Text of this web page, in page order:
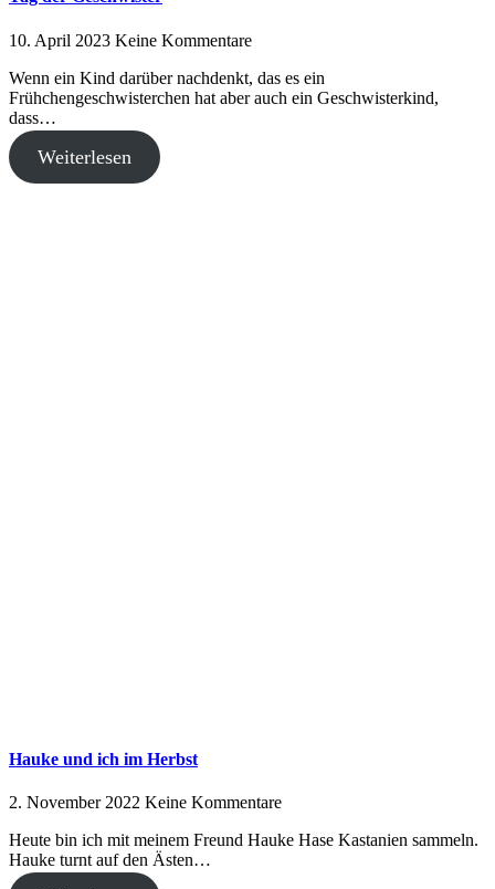
10. April 2023 Keine Kommentare
Wenn ein Kind darüber nachdenkt, das es ein
Frühchengeschwisterchen hat aber auch ein Geschwisterkind,
dass…
Weiterlesen
Hauke und ich im Herbst
2. November 2022 Keine Kommentare
Heute bin ich mit meinem Freund Hauke Hase Kastanien sammeln.
Hauke turnt auf den Ästen…